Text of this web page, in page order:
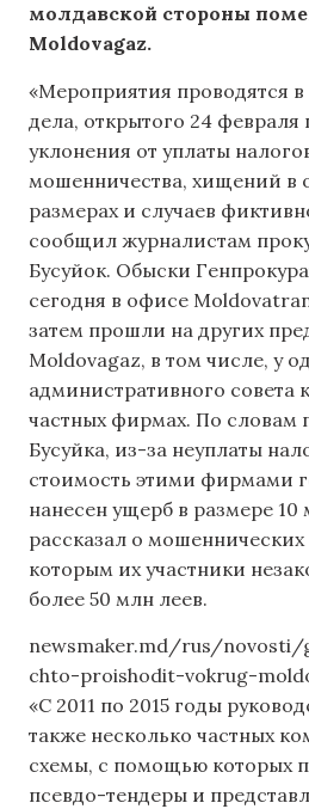
молдавской стороны
Moldovagaz.
«Мероприятия проводятся в
дела, открытого 24 февраля
уклонения от уплаты
мошенничества, хищений в
размерах и случаев
сообщил журналистам
Бусуйок. Обыски
сегодня в офисе
затем прошли на других
Moldovagaz, в том числе, у
административного совета
частных фирмах. По словам
Бусуйка, из-за неуплаты
стоимость этими фирмами
нанесен ущерб в размере
рассказал о мошеннических
которым их участники
более 50 млн леев.
newsmaker.md/rus/novosti/
chto-proishodit-vokrug-
«С 2011 по 2015 годы
также несколько частных
схемы, с помощью которых
псевдо-тендеры и